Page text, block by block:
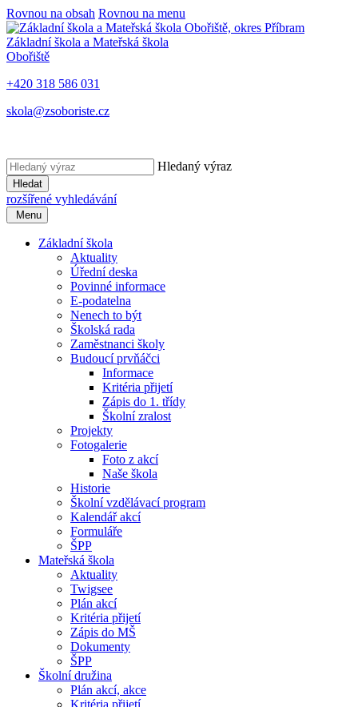
Rovnou na obsah Rovnou na menu
Základní škola a Mateřská škola
Obořiště
+420 318 586 031
skola@zsoboriste.cz
Hledaný výraz
Hledat
rozšířené vyhledávání
Menu
Základní škola
Aktuality
Úřední deska
Povinné informace
E-podatelna
Nenech to být
Školská rada
Zaměstnanci školy
Budoucí prvňáčci
Informace
Kritéria přijetí
Zápis do 1. třídy
Školní zralost
Projekty
Fotogalerie
Foto z akcí
Naše škola
Historie
Školní vzdělávací program
Kalendář akcí
Formuláře
ŠPP
Mateřská škola
Aktuality
Twigsee
Plán akcí
Kritéria přijetí
Zápis do MŠ
Dokumenty
ŠPP
Školní družina
Plán akcí, akce
Kritéria přijetí